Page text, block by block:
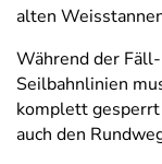
alten
Während der
Seilbahnlinien
komplett
auch den